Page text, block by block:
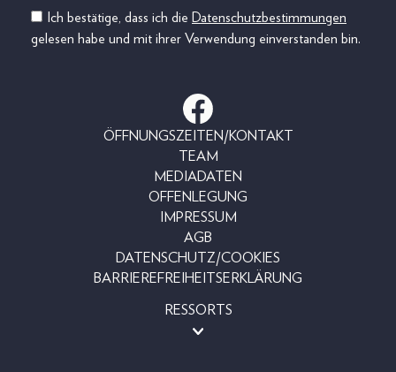
Ich bestätige, dass ich die Datenschutzbestimmungen
gelesen habe und mit ihrer Verwendung einverstanden bin.
ÖFFNUNGSZEITEN/KONTAKT
TEAM
MEDIADATEN
OFFENLEGUNG
IMPRESSUM
AGB
DATENSCHUTZ/COOKIES
BARRIEREFREIHEITSERKLÄRUNG
RESSORTS